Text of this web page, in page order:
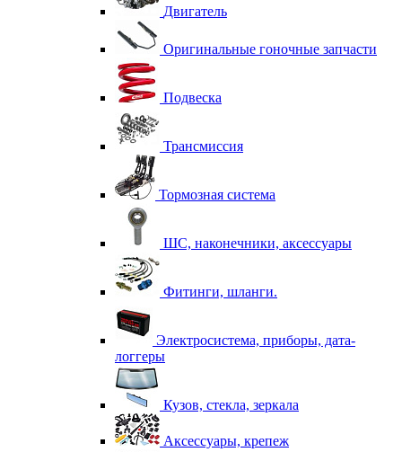
Двигатель
Оригинальные гоночные запчасти
Подвеска
Трансмиссия
Тормозная система
ШС, наконечники, аксессуары
Фитинги, шланги.
Электросистема, приборы, дата-
логгеры
Кузов, стекла, зеркала
Аксессуары, крепеж